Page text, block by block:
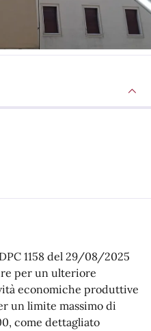
1158 del 29/08/2025
per un ulteriore
economiche produttive
un limite massimo di
come dettagliato